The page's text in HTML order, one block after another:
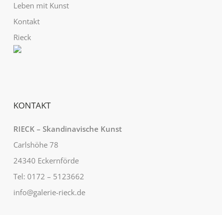
Leben mit Kunst
Kontakt
Rieck
KONTAKT
RIECK – Skandinavische Kunst
Carlshöhe 78
24340 Eckernförde
Tel: 0172 – 5123662
info@galerie-rieck.de